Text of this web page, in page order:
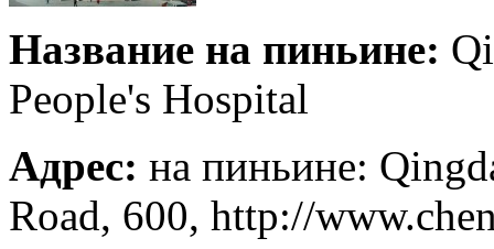
Название на пиньине:
People's Hospital
Адрес: на пиньине:
Road, 600, http://